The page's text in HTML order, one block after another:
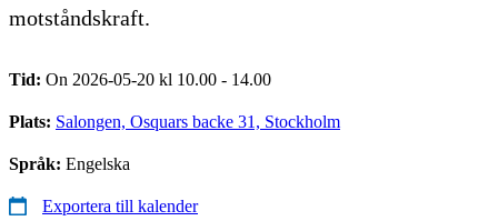
motståndskraft.
Tid: On 2026-05-20 kl 10.00 - 14.00
Plats: Salongen, Osquars backe 31, Stockholm
Språk: Engelska
Exportera till kalender